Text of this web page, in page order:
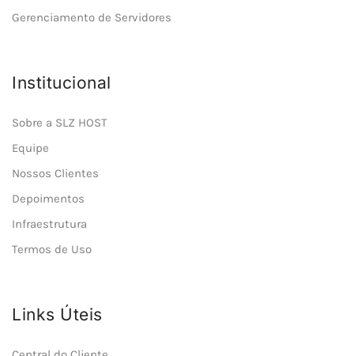
Gerenciamento de Servidores
Institucional
Sobre a SLZ HOST
Equipe
Nossos Clientes
Depoimentos
Infraestrutura
Termos de Uso
Links Úteis